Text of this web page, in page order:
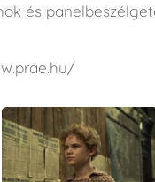
és